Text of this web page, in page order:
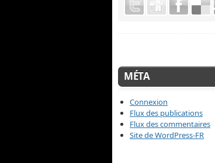
MÉTA
Connexion
Flux des publications
Flux des commentaires
Site de WordPress-FR